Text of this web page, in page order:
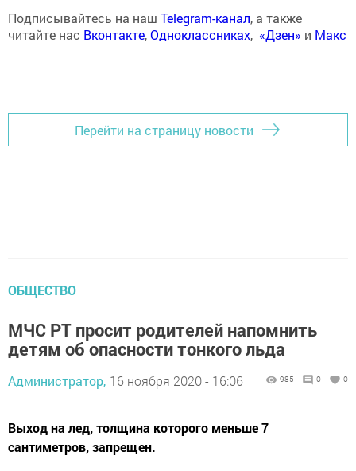
Подписывайтесь на наш Telegram-канал, а также
читайте нас Вконтакте,Одноклассниках, «Дзен» и Макс
Перейти на страницу новости
ОБЩЕСТВО
МЧС РТ просит родителей напомнить
детям об опасности тонкого льда
Администратор, 16 ноября 2020 - 16:06 985 0 0
Выход на лед, толщина которого меньше 7
сантиметров, запрещен.